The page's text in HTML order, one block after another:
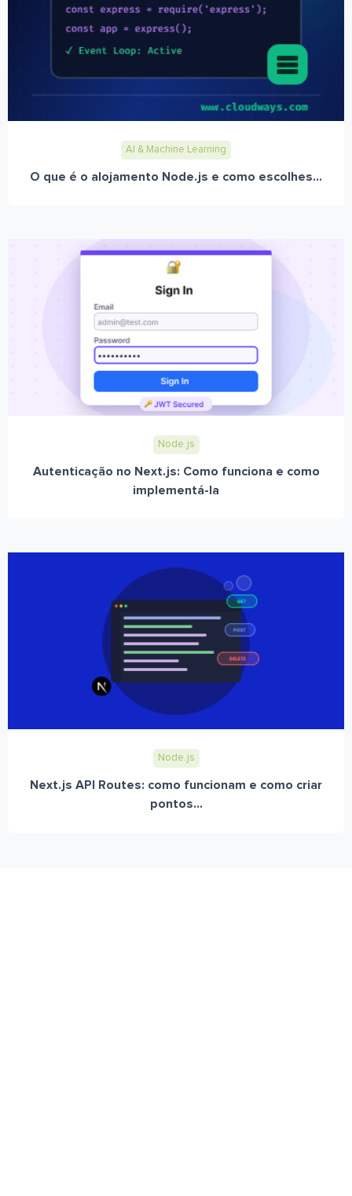
AI & Machine Learning
O que é o alojamento Node.js e como escolhes...
Node.js
Autenticação no Next.js: Como funciona e como
implementá-la
Node.js
Next.js API Routes: como funcionam e como criar
pontos...